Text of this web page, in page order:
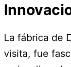
La fábrica de
visita, fue